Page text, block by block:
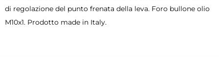
di regolazione del punto frenata della leva. Foro bullone olio
M10x1. Prodotto made in Italy.